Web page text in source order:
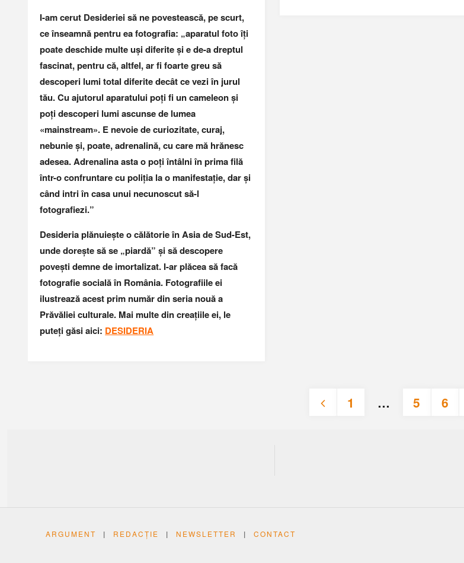
I-am cerut Desideriei să ne povestească, pe scurt,
ce înseamnă pentru ea fotografia: „aparatul foto îți
poate deschide multe uși diferite și e de-a dreptul
fascinat, pentru că, altfel, ar fi foarte greu să
descoperi lumi total diferite decât ce vezi în jurul
tău. Cu ajutorul aparatului poți fi un cameleon și
poți descoperi lumi ascunse de lumea
«mainstream». E nevoie de curiozitate, curaj,
nebunie și, poate, adrenalină, cu care mă hrănesc
adesea. Adrenalina asta o poți întâlni în prima filă
într-o confruntare cu poliția la o manifestație, dar și
când intri în casa unui necunoscut să-l
fotografiezi.”
Desideria plănuiește o călătorie în Asia de Sud-Est,
unde dorește să se „piardă” și să descopere
povești demne de imortalizat. I-ar plăcea să facă
fotografie socială în România. Fotografiile ei
ilustrează acest prim număr din seria nouă a
Prăvăliei culturale. Mai multe din creațiile ei, le
puteți găsi aici: DESIDERIA
1 … 5 6
ARGUMENT | REDACȚIE | NEWSLETTER | CONTACT